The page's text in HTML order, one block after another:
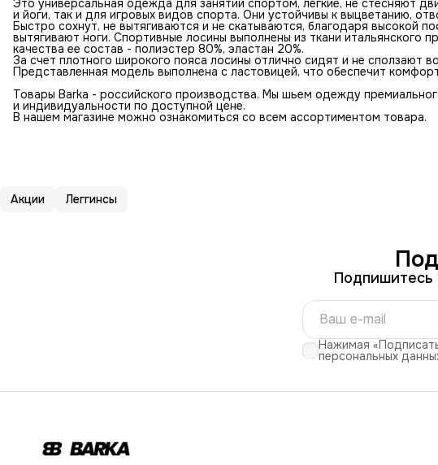
Это универсальная одежда для занятий спортом, легкие, не стесняют
и йоги, так и для игровых видов спорта. Они устойчивы к выцветанию,
Быстро сохнут, не вытягиваются и не скатываются, благодаря высокой
вытягивают ноги. Спортивные лосины выполнены из ткани итальянского
качества ее состав - полиэстер 80%, эластан 20%.
За счет плотного широкого пояса лосины отлично сидят и не сползают
Представленная модель выполнена с ластовицей, что обеспечит
Товары Barka - российского производства. Мы шьем одежду
и индивидуальности по доступной цене.
В нашем магазине можно ознакомиться со всем ассортиментом товара.
Акции Леггинсы
Подпишитесь
Нажимая
персональных